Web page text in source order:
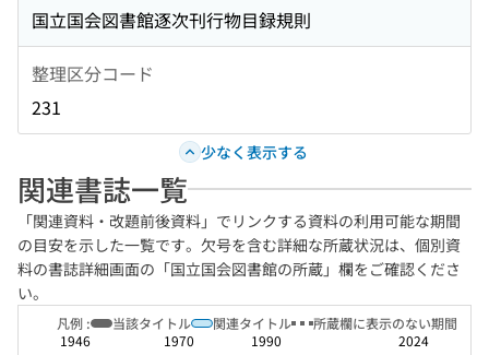
国立国会図書館逐次刊行物目録規則
整理区分コード
231
少なく表示する
関連書誌一覧
「関連資料・改題前後資料」でリンクする資料の利用可能な期間
の目安を示した一覧です。欠号を含む詳細な所蔵状況は、個別資
料の書誌詳細画面の「国立国会図書館の所蔵」欄をご確認くださ
い。
凡例 : 当該タイトル 関連タイトル
所蔵欄に表示のない期間
1946
1970 1990 2024